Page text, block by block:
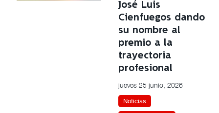
José Luis
Cienfuegos dando
su nombre al
premio a la
trayectoria
profesional
jueves 25 junio, 2026
Noticias